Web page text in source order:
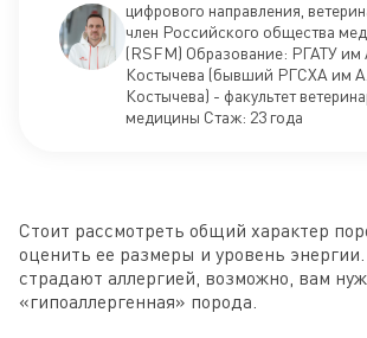
цифрового направления,
член Российского общества
(RSFM) Образование: РГАТУ им
Костычева (бывший РГСХА им
Костычева) - факультет
медицины Стаж: 23 года
Стоит рассмотреть общий характер
оценить ее размеры и уровень
страдают аллергией, возможно, вам
«гипоаллергенная» порода.